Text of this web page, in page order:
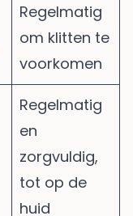
Regelmatig
om klitten te
voorkomen
Regelmatig
en
zorgvuldig,
tot op de
huid